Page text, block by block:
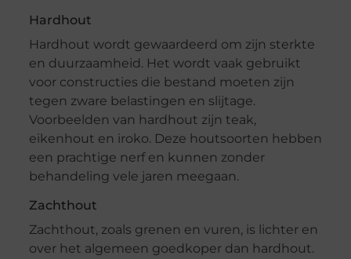
Hardhout
Hardhout wordt gewaardeerd om zijn sterkte
en duurzaamheid. Het wordt vaak gebruikt
voor constructies die bestand moeten zijn
tegen zware belastingen en slijtage.
Voorbeelden van hardhout zijn teak,
eikenhout en iroko. Deze houtsoorten hebben
een prachtige nerf en kunnen zonder
behandeling vele jaren meegaan.
Zachthout
Zachthout, zoals grenen en vuren, is lichter en
over het algemeen goedkoper dan hardhout.